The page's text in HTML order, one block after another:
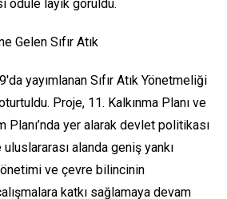
ödüle layık görüldü.
Gelen Sıfır Atık
yayımlanan Sıfır Atık Yönetmeliği
Proje, 11. Kalkınma Planı ve
Planı’nda yer alarak devlet politikası
alanda geniş yankı
ve çevre bilincinin
katkı sağlamaya devam